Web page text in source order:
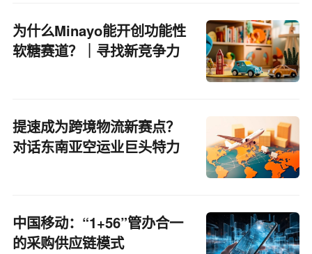
为什么Minayo能开创功能性
软糖赛道？｜寻找新竞争力
提速成为跨境物流新赛点？
对话东南亚空运业巨头特力
中国移动：“1+56”管办合一
的采购供应链模式